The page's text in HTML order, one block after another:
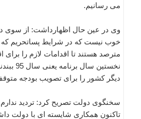
می رسانیم.
وی در عین حال اظهارداشت: از سوی
خوب نیست که در شرایط پساتحریم که
مترصد هستند تا اقدامات لازم را برای
نخستین
دیگر کشور را برای تصویب بودجه
سخنگوی دولت تصریح کرد: تردید
تاکنون همکاری شایسته ای با دولت